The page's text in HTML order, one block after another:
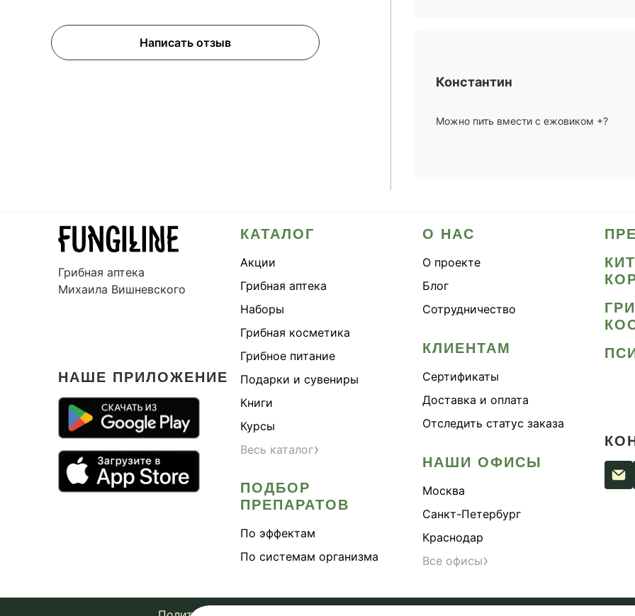
Написать отзыв
Константин
Можно пить вмести с ежовиком +?
Грибная аптека
Михаила Вишневского
НАШЕ ПРИЛОЖЕНИЕ
КАТАЛОГ
Акции
Грибная аптека
Наборы
Грибная косметика
Грибное питание
Подарки и сувениры
Книги
Курсы
Весь каталог›
ПОДБОР
ПРЕПАРАТОВ
По эффектам
По системам организма
О НАС
О проекте
Блог
Сотрудничество
КЛИЕНТАМ
Сертификаты
Доставка и оплата
Отследить статус заказа
НАШИ ОФИСЫ
Москва
Санкт-Петербург
Краснодар
Все офисы›